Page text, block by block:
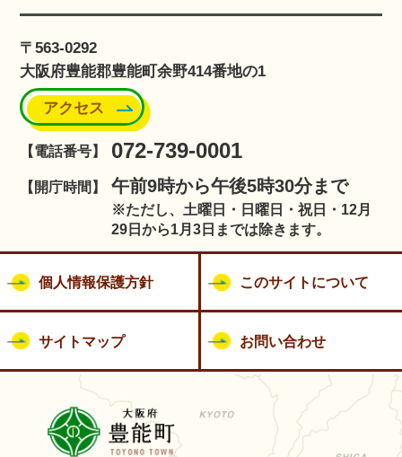
〒563-0292
大阪府豊能郡豊能町余野414番地の1
アクセス
【電話番号】 072-739-0001
【開庁時間】 午前9時から午後5時30分まで
※ただし、土曜日・日曜日・祝日・12月
29日から1月3日までは除きます。
個人情報保護方針 このサイトについて
サイトマップ お問い合わせ